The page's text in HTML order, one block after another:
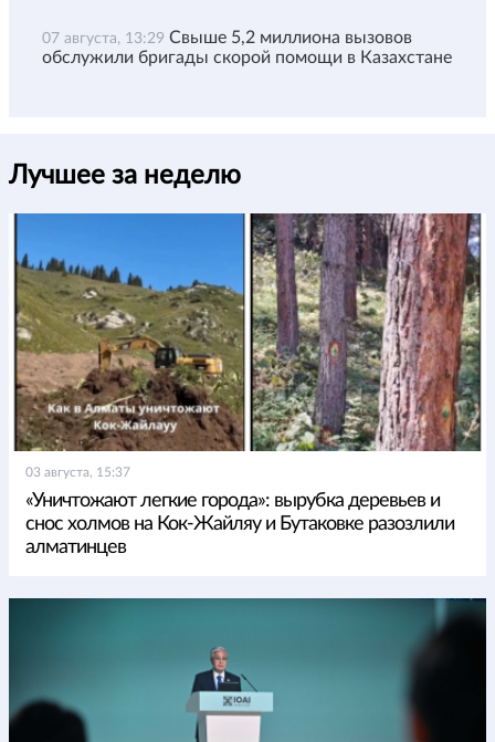
07 августа, 13:29 Свыше 5,2 миллиона вызовов
обслужили бригады скорой помощи в Казахстане
Лучшее за неделю
03 августа, 15:37
«Уничтожают легкие города»: вырубка деревьев и
снос холмов на Кок-Жайляу и Бутаковке разозлили
алматинцев